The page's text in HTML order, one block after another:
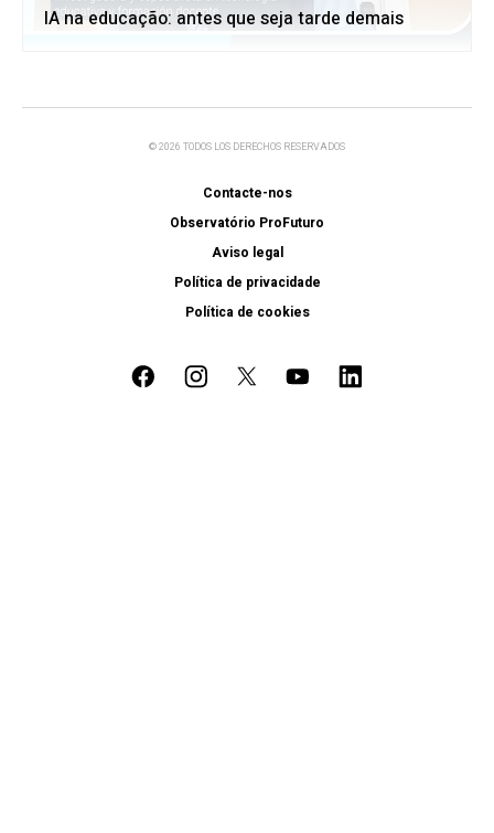
IA na educação: antes que seja tarde demais
© 2026 TODOS LOS DERECHOS RESERVADOS
Contacte-nos
Observatório ProFuturo
Aviso legal
Política de privacidade
Política de cookies